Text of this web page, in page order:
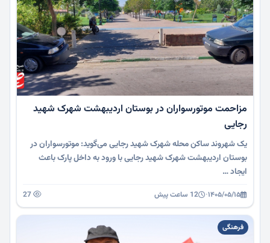
مزاحمت موتورسواران در بوستان اردیبهشت شهرک شهید
رجایی
یک شهروند ساکن محله شهرک شهید رجایی می‌گوید: موتورسواران در
بوستان اردیبهشت شهرک شهید رجایی با ورود به داخل پارک باعث
ایجاد …
۱۴۰۵/۰۵/۱۵· 12 ساعت پیش
فرهنگی